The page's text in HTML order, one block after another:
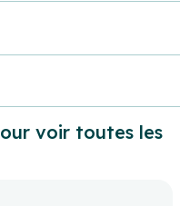
voir toutes les